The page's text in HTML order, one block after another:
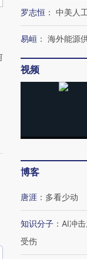
罗志恒 ： 中美人
易峘 ： 海外能源
视频
博客
唐涯 ： 多看少动
知识分子 ： AI冲
受伤